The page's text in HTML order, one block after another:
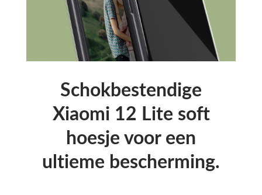
Schokbestendige
Xiaomi 12 Lite soft
hoesje voor een
ultieme bescherming.